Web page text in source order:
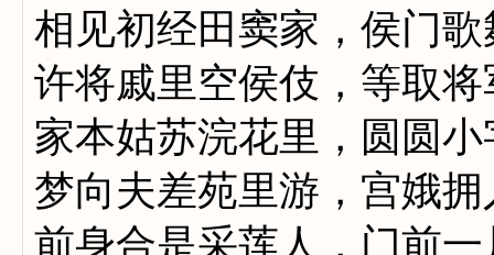
相见初经田窦家，侯门
许将戚里空侯伎，等取
家本姑苏浣花里，圆圆
梦向夫差苑里游，宫娥
前身合是采莲人，门前